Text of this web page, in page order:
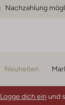
Nachzahlung
Neuheiten
Logge dich ein und